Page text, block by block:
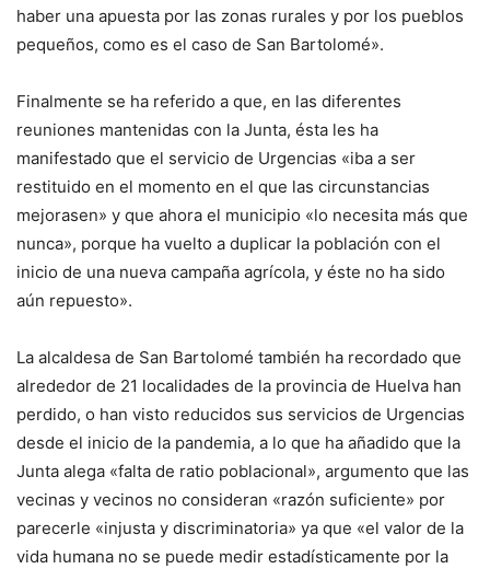
haber una apuesta por las zonas rurales y por los pueblos
pequeños, como es el caso de San Bartolomé».
Finalmente se ha referido a que, en las diferentes
reuniones mantenidas con la Junta, ésta les ha
manifestado que el servicio de Urgencias «iba a ser
restituido en el momento en el que las circunstancias
mejorasen» y que ahora el municipio «lo necesita más que
nunca», porque ha vuelto a duplicar la población con el
inicio de una nueva campaña agrícola, y éste no ha sido
aún repuesto».
La alcaldesa de San Bartolomé también ha recordado que
alrededor de 21 localidades de la provincia de Huelva han
perdido, o han visto reducidos sus servicios de Urgencias
desde el inicio de la pandemia, a lo que ha añadido que la
Junta alega «falta de ratio poblacional», argumento que las
vecinas y vecinos no consideran «razón suficiente» por
parecerle «injusta y discriminatoria» ya que «el valor de la
vida humana no se puede medir estadísticamente por la